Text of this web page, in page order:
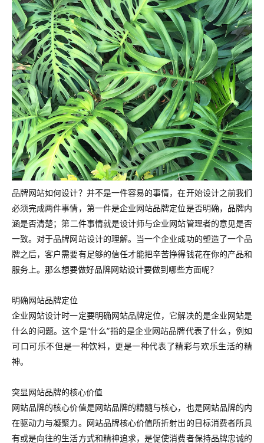
品牌网站如何设计？并不是一件容易的事情，在开始设计之前我们
必须完成两件事情，第一件是企业网站品牌定位是否明确，品牌内
涵是否清楚；第二件事情就是设计师与企业网站管理者的意见是否
一致。对于品牌网站设计的理解。当一个企业成功的塑造了一个品
牌之后，客户需要有足够的信任才能把辛苦挣得钱花在你的产品和
服务上。那么想要做好品牌网站设计要做到哪些方面呢？
明确网站品牌定位
企业网站设计时一定要明确网站品牌定位，它解决的是企业网站是
什么的问题。这个是“什么”指的是企业网站品牌代表了什么，例如
可口可乐不但是一种饮料，更是一种代表了精彩与欢乐生活的精
神。
突显网站品牌的核心价值
网站品牌的核心价值是网站品牌的精髓与核心，也是网站品牌的内
在驱动力与凝聚力。网站品牌核心价值所折射出的目标消费者所具
有或是向往的生活方式和精神追求，是促使消费者保持品牌忠诚的